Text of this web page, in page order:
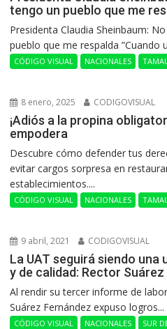
tengo un pueblo que me
Presidenta Claudia Sheinbaum:
pueblo que me respalda ”Cuando
CÓDIGO VISUAL NACIONALES
8 enero, 2025 CODIGOVISUAL
¡Adiós a la propina
empodera
Descubre cómo defender tus
evitar cargos sorpresa en
establecimientos....
CÓDIGO VISUAL NACIONALES
9 abril, 2021 CODIGOVISUAL
La UAT seguirá siendo
y de calidad: Rector Suárez
Al rendir su tercer informe de
Suárez Fernández expuso logros...
CÓDIGO VISUAL NACIONALES SUR